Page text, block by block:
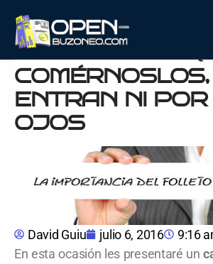
FOLLETOS QUE
TENDRÍAMOS
ENTRAN NI POR
OJOS
David Guiu julio 6, 2016
9:16
En esta ocasión les presentaré un